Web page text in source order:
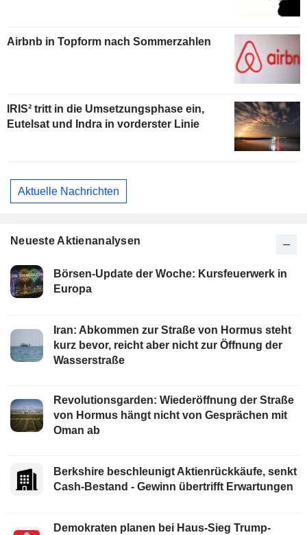
Airbnb in Topform nach Sommerzahlen
IRIS² tritt in die Umsetzungsphase ein,
Eutelsat und Indra in vorderster Linie
Aktuelle Nachrichten
Neueste Aktienanalysen
Börsen-Update der Woche: Kursfeuerwerk in
Europa
Iran: Abkommen zur Straße von Hormus steht
kurz bevor, reicht aber nicht zur Öffnung der
Wasserstraße
Revolutionsgarden: Wiederöffnung der Straße
von Hormus hängt nicht von Gesprächen mit
Oman ab
Berkshire beschleunigt Aktienrückkäufe, senkt
Cash-Bestand - Gewinn übertrifft Erwartungen
Demokraten planen bei Haus-Sieg Trump-